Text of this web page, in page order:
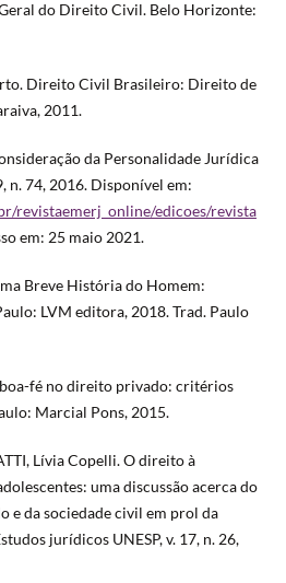
do Direito Civil. Belo Horizonte:
Direito Civil Brasileiro: Direito de
2011.
da Personalidade Jurídica
n. 74, 2016. Disponível em:
revistaemerj_online/edicoes/revista
em: 25 maio 2021.
Breve História do Homem:
LVM editora, 2018. Trad. Paulo
fé no direito privado: critérios
Marcial Pons, 2015.
Lívia Copelli. O direito à
uma discussão acerca do
e da sociedade civil em prol da
jurídicos UNESP, v. 17, n. 26,